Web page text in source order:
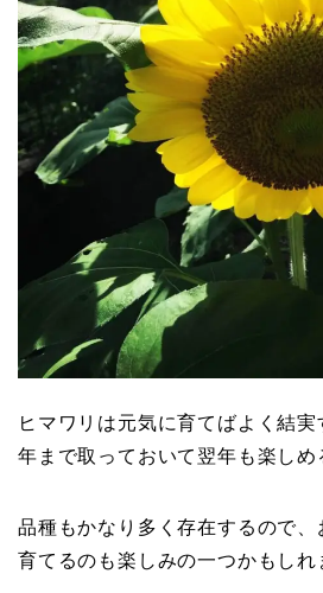
ヒマワリは元気に育てばよく結
年まで取っておいて翌年も楽しめ
品種もかなり多く存在するので、
育てるのも楽しみの一つかもしれ